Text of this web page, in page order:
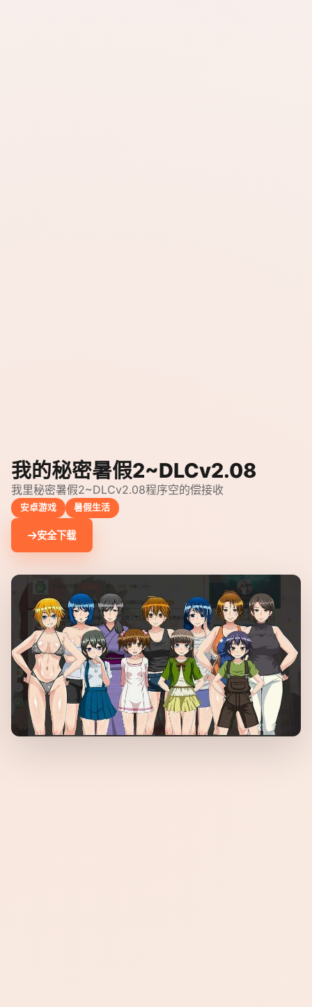
我的秘密暑假2~DLCv2.08
我里秘密暑假2~DLCv2.08程序空的偿接收
安卓游戏 暑假生活
安全下载